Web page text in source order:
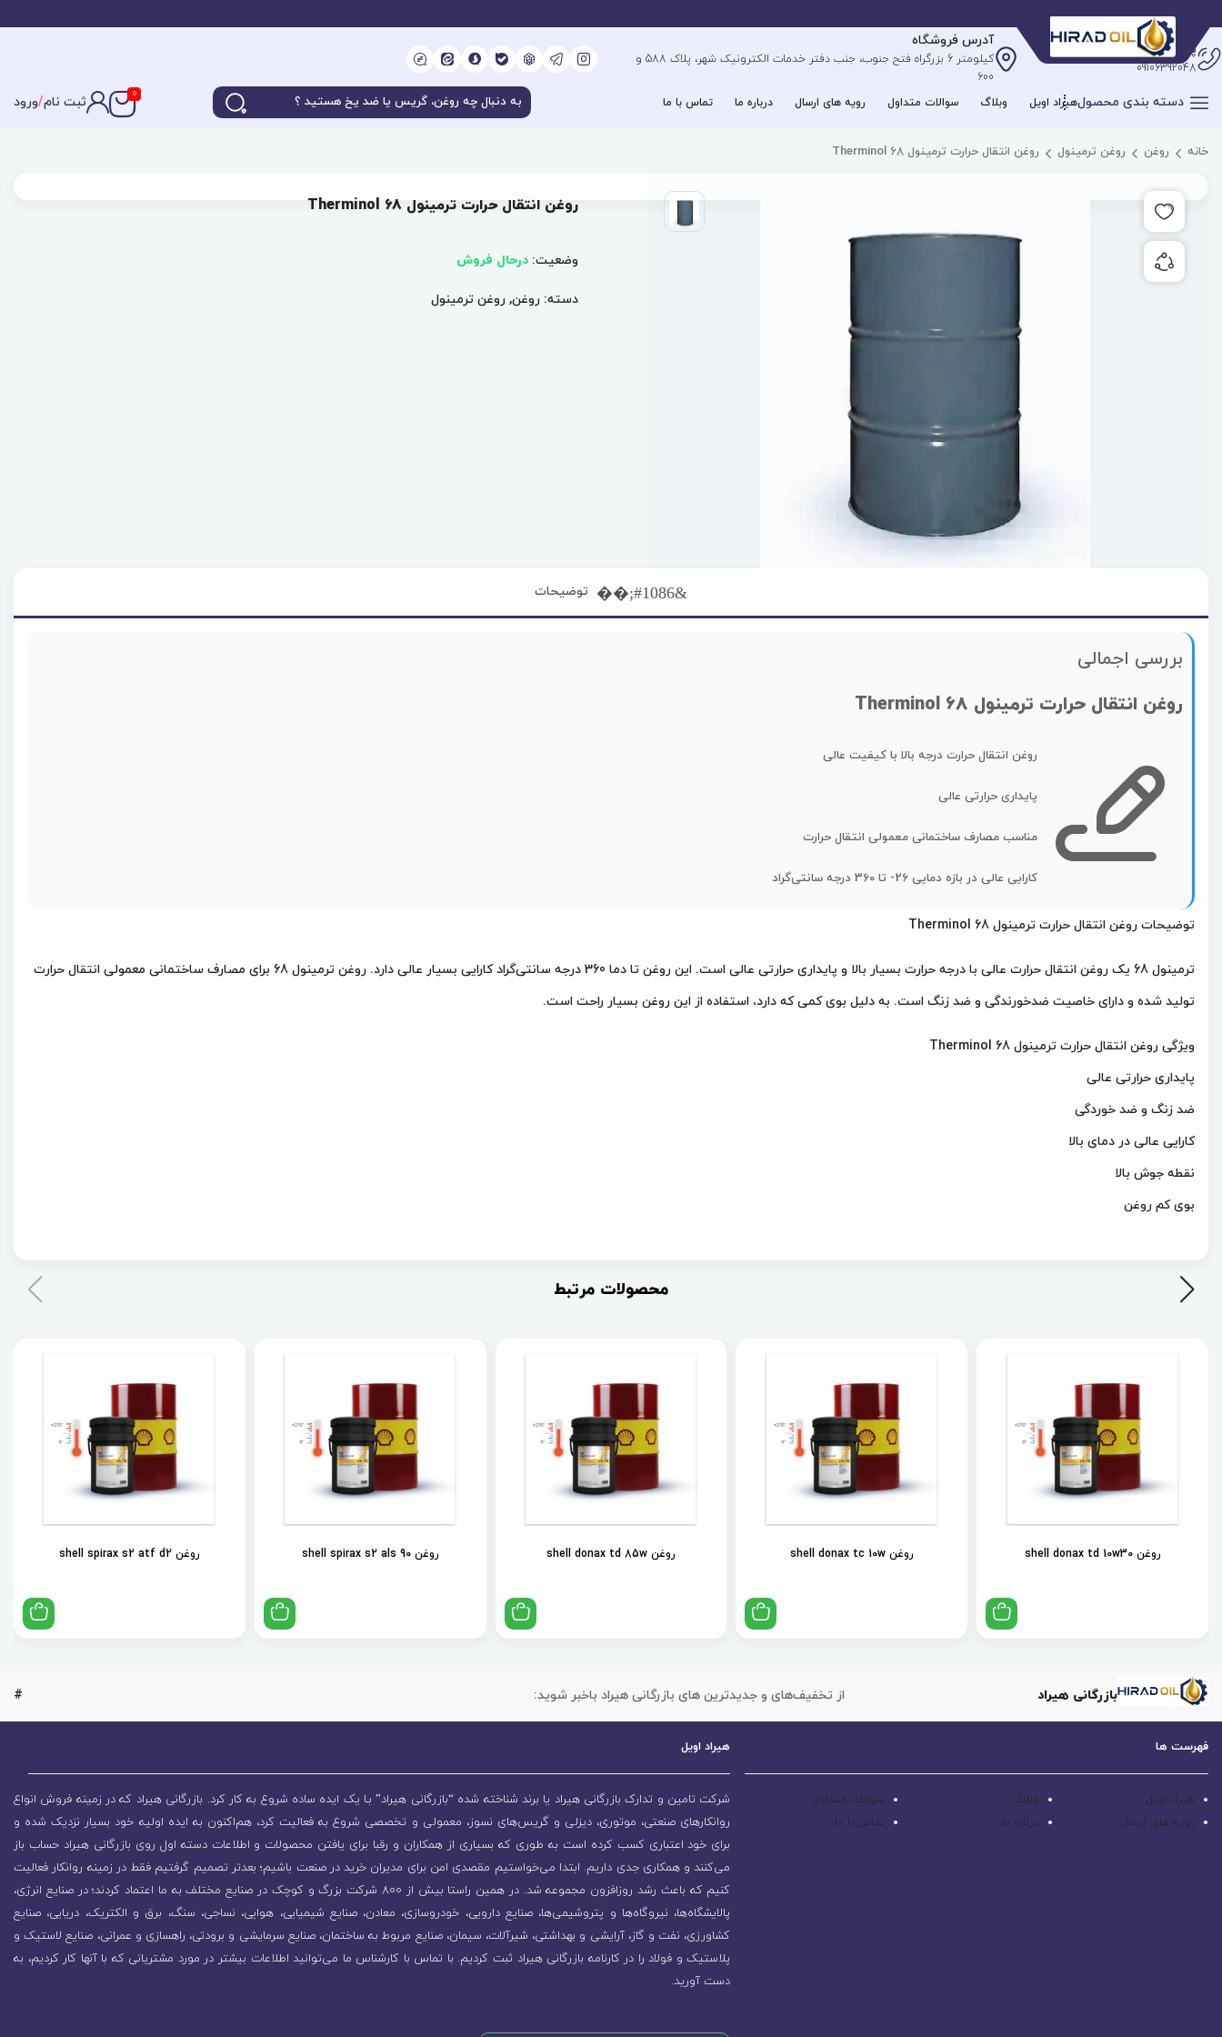
پشتیبانی آنلاین
09106392048
آدرس فروشگاه
کیلومتر 6 بزرگراه فتح جنوب، جنب دفتر خدمات الکترونیک شهر، پلاک 588 و
600
دسته بندی محصولهیراد اویل وبلاگ سوالات متداول رویه های ارسال درباره ما تماس با ما
0 ثبت نام/ورود
خانه روغن روغن ترمینول روغن انتقال حرارت ترمینول 68 Therminol
روغن انتقال حرارت ترمینول 68 Therminol
وضعیت: درحال فروش
دسته: روغن, روغن ترمینول
توضیحات
بررسی اجمالی
روغن انتقال حرارت ترمینول 68 Therminol
روغن انتقال حرارت درجه بالا با کیفیت عالی
پایداری حرارتی عالی
مناسب مصارف ساختمانی معمولی انتقال حرارت
کارایی عالی در بازه دمایی 26- تا 360 درجه سانتی‌گراد
توضیحات روغن انتقال حرارت ترمینول 68 Therminol
ترمینول 68 یک روغن انتقال حرارت عالی با درجه حرارت بسیار بالا و پایداری حرارتی عالی است. این روغن تا دما 360 درجه سانتی‌گراد کارایی بسیار عالی دارد. روغن ترمینول 68 برای مصارف ساختمانی معمولی انتقال حرارت
تولید شده و دارای خاصیت ضدخورندگی و ضد زنگ است. به دلیل بوی کمی که دارد، استفاده از این روغن بسیار راحت است.
ویژگی روغن انتقال حرارت ترمینول 68 Therminol
پایداری حرارتی عالی
ضد زنگ و ضد خوردگی
کارایی عالی در دمای بالا
نقطه جوش بالا
بوی کم روغن
محصولات مرتبط
روغن shell donax td 10w30 روغن shell donax tc 10w روغن shell donax td 85w روغن shell spirax s2 als 90 روغن shell spirax s2 atf d2
بازرگانی هیراد از تخفیف‌های و جدیدترین های بازرگانی هیراد باخبر شوید: #
فهرست ها
هیراد اویل وبلاگ
سوالات متداول
رویه های ارسال
درباره ما تماس با ما
هیراد اویل
شرکت تامین و تدارک بازرگانی هیراد یا برند شناخته شده “بازرگانی هیراد” بـا یک ایده ساده شروع به کار کرد. بازرگانی هیراد که در زمینه فروش انواع
روانکارهای صنعتی، موتوری، دیزلی و گریس‌های نسوز، معمولی و تخصصی شروع به فعالیت کرد، هم‌اکنون به ایده اولیه خود بسیار نزدیک شده و
برای خود اعتباری کسب کرده است به طوری که بسیاری از همکاران و رقبا برای یافتن محصولات و اطلاعات دسته اول روی بازرگانی هیراد حساب باز
می‌کنند و همکاری جدی داریم. ابتدا می‌خواستیم مقصدی امن برای مدیران خرید در صنعت باشیم؛ بعدتر تصمیم گرفتیم فقط در زمینه روانکار فعالیت
کنیم که باعث رشد روزافزون مجموعه شد. در همین راستا بیش از 800 شرکت بزرگ و کوچک در صنایع مختلف به ما اعتماد کردند؛ در صنایع انرژی،
پالایشگاه‌ها، نیروگاه‌ها و پتروشیمی‌ها، صنایع دارویی، خودروسازی، معادن، صنایع شیمیایی، هوایی، نساجی، سنگ، برق و الکتریک، دریایی، صنایع
کشاورزی، نفت و گاز، آرایشی و بهداشتی، شیرآلات، سیمان، صنایع مربوط به ساختمان، صنایع سرمایشی و برودتی، راهسازی و عمرانی، صنایع لاستیک و
پلاستیک و فولاد را در کارنامه بازرگانی هیراد ثبت کردیم. با تماس با کارشناس ما می‌توانید اطلاعات بیشتر در مورد مشتریانی که با آنها کار کردیم، به
دست آورید.